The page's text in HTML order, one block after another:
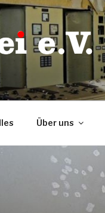
Über uns